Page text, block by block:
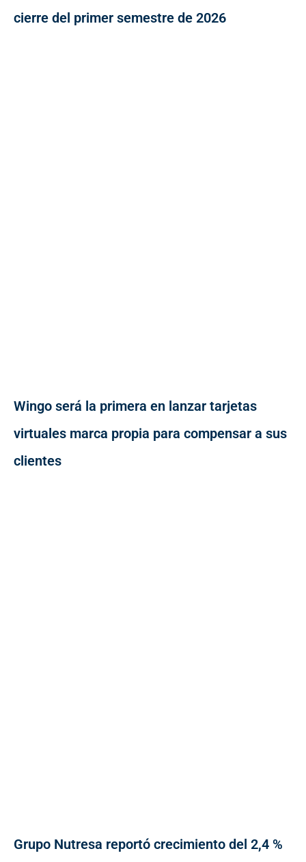
cierre del primer semestre de 2026
Wingo será la primera en lanzar tarjetas
virtuales marca propia para compensar a sus
clientes
Grupo Nutresa reportó crecimiento del 2,4 %